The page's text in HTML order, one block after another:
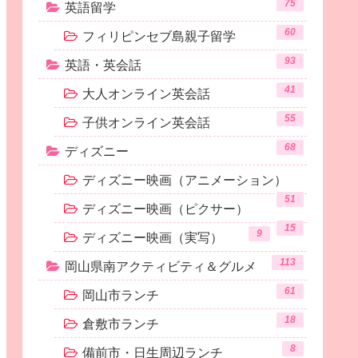
英語留学 75
フィリピンセブ島親子留学 60
英語・英会話 93
大人オンライン英会話 41
子供オンライン英会話 55
ディズニー 68
ディズニー映画（アニメーション）
51
ディズニー映画（ピクサー）
15
ディズニー映画（実写） 9
岡山県南アクティビティ＆グルメ 113
岡山市ランチ 61
倉敷市ランチ 18
備前市・日生周辺ランチ 8